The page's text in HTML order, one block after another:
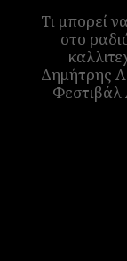
Τι μπορεί
στο
Δημήτρης
Φεστιβάλ